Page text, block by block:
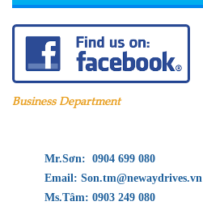
Business Department
Mr.Sơn: 0904 699 080
Email: Son.tm@newaydrives.vn
Ms.Tâm: 0903 249 080